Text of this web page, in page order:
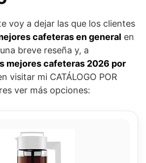
voy a dejar las que los clientes
cafeteras en general en
breve reseña y, a
mejores cafeteras 2026 por
visitar mi CATÁLOGO POR
ver más opciones: